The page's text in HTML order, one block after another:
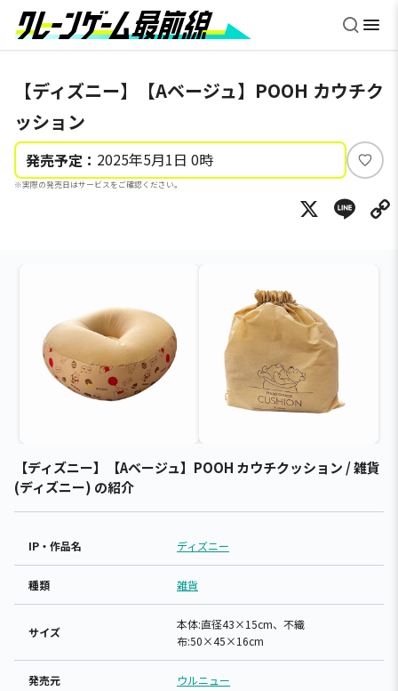
【ディズニー】【Aベージュ】POOH カウチク
ッション
発売予定： 2025年5月1日 0時
※実際の発売日はサービスをご確認ください。
い
ね
X
【ディズニー】【Aベージュ】POOH カウチクッション / 雑貨
(ディズニー) の紹介
IP・作品名 ディズニー
種類 雑貨
サイズ
本体:直径43×15cm、不織
布:50×45×16cm
発売元 ウルニュー